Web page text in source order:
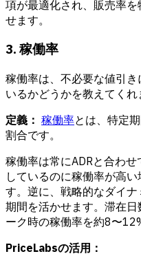
項が最適化され、販売率
せます。
3. 稼働率
稼働率は、不必要な値引
いるかどうかを教えてくれ
定義： 稼働率とは、特定
割合です。
稼働率は常にADRと合わ
しているのに稼働率が高
す。逆に、戦略的なダイ
期間を活かせます。滞在
ーク時の稼働率を約8〜
PriceLabsの活用：